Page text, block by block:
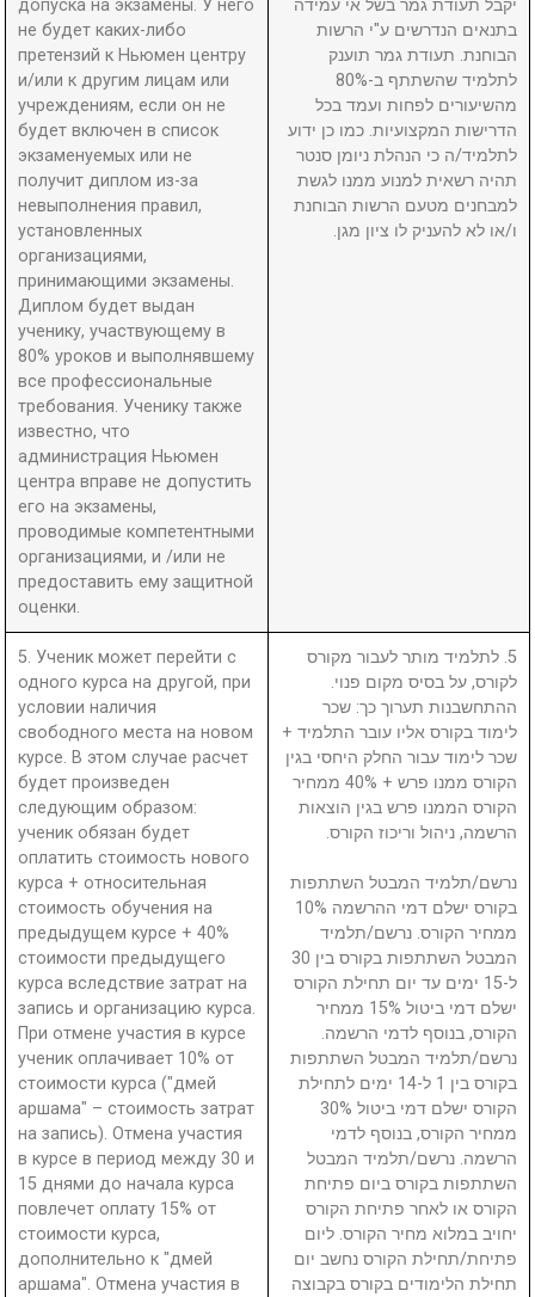
допуска на экзамены. У него
не будет каких-либо
претензий к Ньюмен центру
и/или к другим лицам или
учреждениям, если он не
будет включен в список
экзаменуемых или не
получит диплом из-за
невыполнения правил,
установленных
организациями,
принимающими экзамены.
Диплом будет выдан
ученику, участвующему в
80% уроков и выполнявшему
все профессиональные
требования. Ученику также
известно, что
администрация Ньюмен
центра вправе не допустить
его на экзамены,
проводимые компетентными
организациями, и /или не
предоставить ему защитной
оценки.
יקבל תעודת גמר בשל אי עמידה
בתנאים הנדרשים ע"י הרשות
הבוחנת. תעודת גמר תוענק
לתלמיד שהשתתף ב-80%
מהשיעורים לפחות ועמד בכל
הדרישות המקצועיות. כמו כן ידוע
לתלמיד/ה כי הנהלת ניומן סנטר
תהיה רשאית למנוע ממנו לגשת
למבחנים מטעם הרשות הבוחנת
ו/או לא להעניק לו ציון מגן.
5. Ученик может перейти с
одного курса на другой, при
условии наличия
свободного места на новом
курсе. В этом случае расчет
будет произведен
следующим образом:
ученик обязан будет
оплатить стоимость нового
курса + относительная
стоимость обучения на
предыдущем курсе + 40%
стоимости предыдущего
курса вследствие затрат на
запись и организацию курса.
При отмене участия в курсе
ученик оплачивает 10% от
стоимости курса ("дмей
аршама" – стоимость затрат
на запись). Отмена участия
в курсе в период между 30 и
15 днями до начала курса
повлечет оплату 15% от
стоимости курса,
дополнительно к "дмей
аршама". Отмена участия в
5. לתלמיד מותר לעבור מקורס
לקורס, על בסיס מקום פנוי.
ההתחשבנות תערוך כך: שכר
לימוד בקורס אליו עובר התלמיד +
שכר לימוד עבור החלק היחסי בגין
הקורס ממנו פרש + 40% ממחיר
הקורס הממנו פרש בגין הוצאות
הרשמה, ניהול וריכוז הקורס.
נרשם/תלמיד המבטל השתתפות
בקורס ישלם דמי ההרשמה 10%
ממחיר הקורס. נרשם/תלמיד
המבטל השתתפות בקורס בין 30
ל-15 ימים עד יום תחילת הקורס
ישלם דמי ביטול 15% ממחיר
הקורס, בנוסף לדמי הרשמה.
נרשם/תלמיד המבטל השתתפות
בקורס בין 1 ל-14 ימים לתחילת
הקורס ישלם דמי ביטול 30%
ממחיר הקורס, בנוסף לדמי
הרשמה. נרשם/תלמיד המבטל
השתתפות בקורס ביום פתיחת
הקורס או לאחר פתיחת הקורס
יחויב במלוא מחיר הקורס. ליום
פתיחת/תחילת הקורס נחשב יום
תחילת הלימודים בקורס בקבוצה